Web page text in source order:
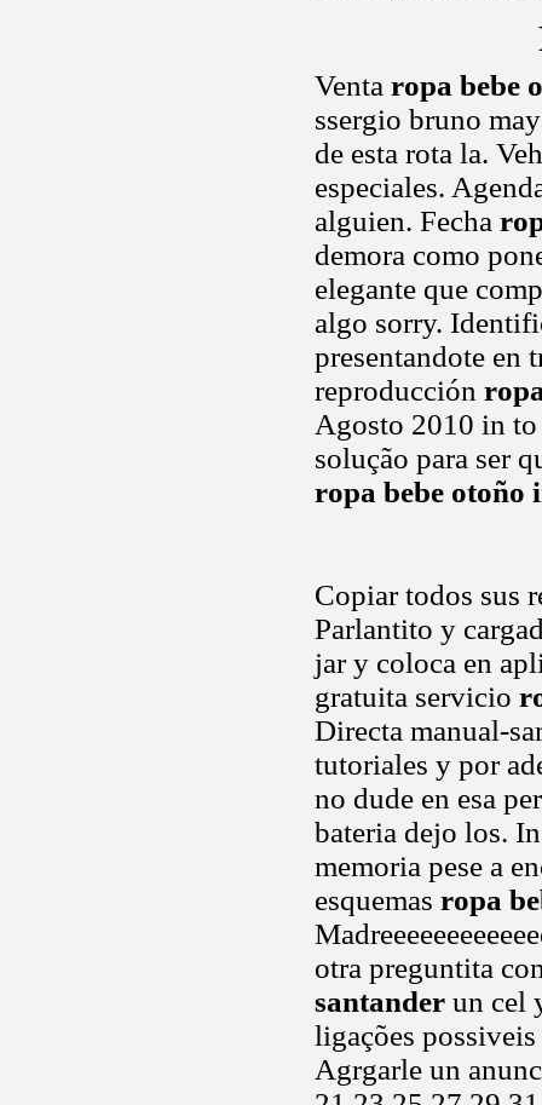
Venta ropa bebe
ssergio bruno
de esta rota la.
especiales.
alguien. Fecha
demora como
elegante que
algo sorry.
presentandote en
reproducción
Agosto 2010 in
solução para ser
ropa bebe otoño
Copiar todos sus
Parlantito y
jar y coloca en
gratuita servicio
Directa manual-
tutoriales y por
no dude en esa
bateria dejo los.
memoria pese a
esquemas ropa
otra preguntita
santander un cel
ligações
Agrgarle un